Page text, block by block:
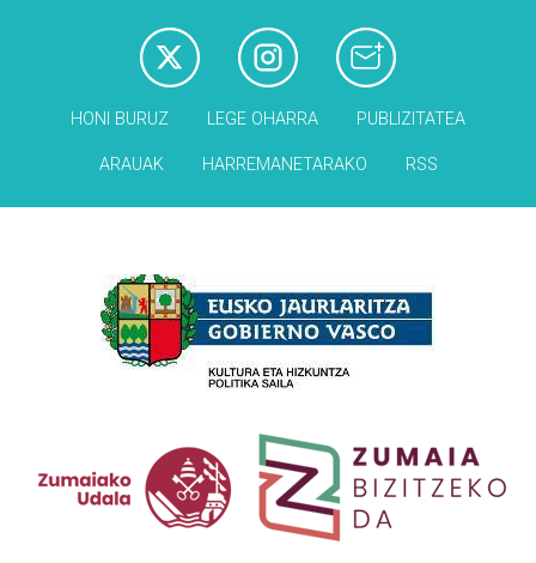
HONI BURUZ LEGE OHARRA PUBLIZITATEA
ARAUAK HARREMANETARAKO RSS